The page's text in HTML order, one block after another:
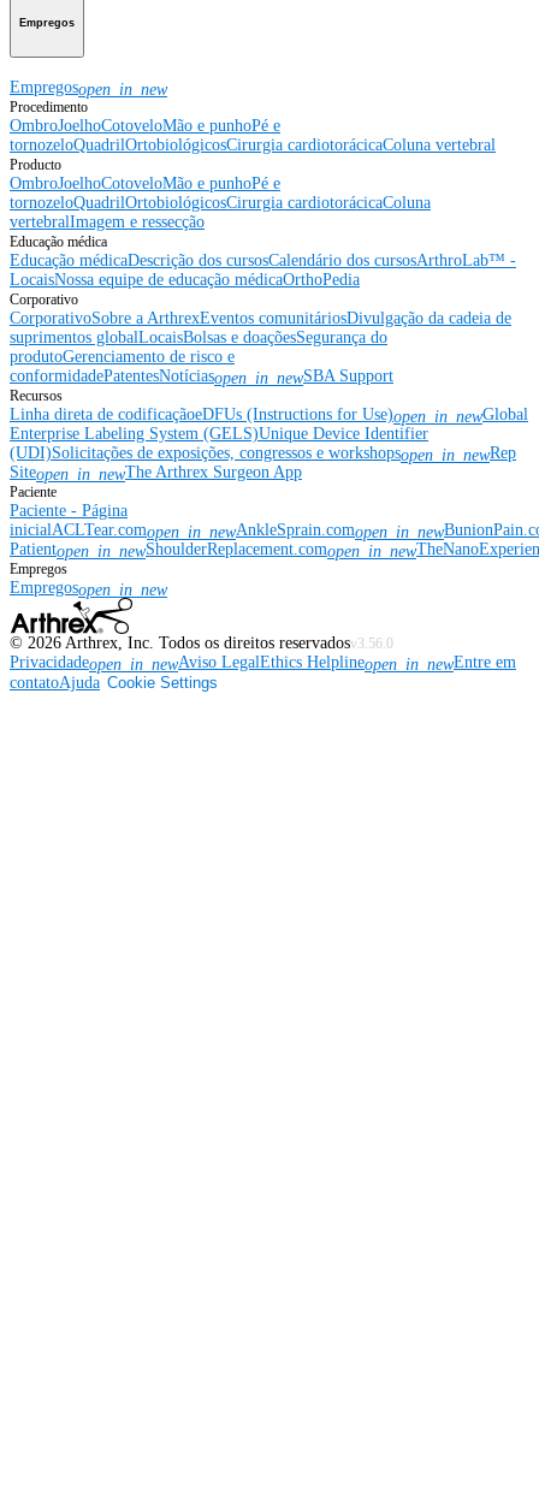
Empregos
Empregosopen_in_new
Procedimento
OmbroJoelhoCotoveloMão e punhoPé e
tornozeloQuadrilOrtobiológicosCirurgia cardiotorácicaColuna vertebral
Producto
OmbroJoelhoCotoveloMão e punhoPé e
tornozeloQuadrilOrtobiológicosCirurgia cardiotorácicaColuna
vertebralImagem e ressecção
Educação médica
Educação médicaDescrição dos cursosCalendário dos cursosArthroLab™ -
LocaisNossa equipe de educação médicaOrthoPedia
Corporativo
CorporativoSobre a ArthrexEventos comunitáriosDivulgação da cadeia de
suprimentos globalLocaisBolsas e doaçõesSegurança do
produtoGerenciamento de risco e
conformidadePatentesNotíciasopen_in_newSBA Support
Recursos
Linha direta de codificaçãoeDFUs (Instructions for Use)open_in_newGlobal
Enterprise Labeling System (GELS)Unique Device Identifier
(UDI)Solicitações de exposições, congressos e workshopsopen_in_newRep
Siteopen_in_newThe Arthrex Surgeon App
Paciente
Paciente - Página
inicialACLTear.comopen_in_newAnkleSprain.comopen_in_new
Patientopen_in_newShoulderReplacement.comopen_in_new
Empregos
Empregosopen_in_new
© 2026 Arthrex, Inc. Todos os direitos reservadosv3.56.0
Privacidadeopen_in_newAviso LegalEthics Helplineopen_in_newEntre em
contatoAjuda Cookie Settings